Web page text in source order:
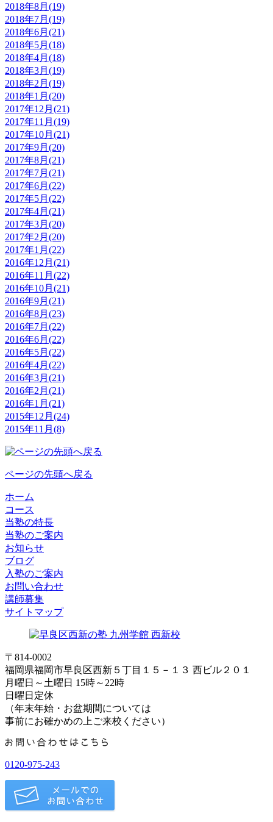
2018年8月(19)
2018年7月(19)
2018年6月(21)
2018年5月(18)
2018年4月(18)
2018年3月(19)
2018年2月(19)
2018年1月(20)
2017年12月(21)
2017年11月(19)
2017年10月(21)
2017年9月(20)
2017年8月(21)
2017年7月(21)
2017年6月(22)
2017年5月(22)
2017年4月(21)
2017年3月(20)
2017年2月(20)
2017年1月(22)
2016年12月(21)
2016年11月(22)
2016年10月(21)
2016年9月(21)
2016年8月(23)
2016年7月(22)
2016年6月(22)
2016年5月(22)
2016年4月(22)
2016年3月(21)
2016年2月(21)
2016年1月(21)
2015年12月(24)
2015年11月(8)
ページの先頭へ戻る
ホーム
コース
当塾の特長
当塾のご案内
お知らせ
ブログ
入塾のご案内
お問い合わせ
講師募集
サイトマップ
〒814-0002
福岡県福岡市早良区西新５丁目１５－１３ 西ビル２０１
月曜日～土曜日 15時～22時
日曜日定休
（年末年始・お盆期間については
事前にお確かめの上ご来校ください）
0120-975-243